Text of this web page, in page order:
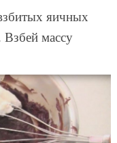
яичных
Взбей массу